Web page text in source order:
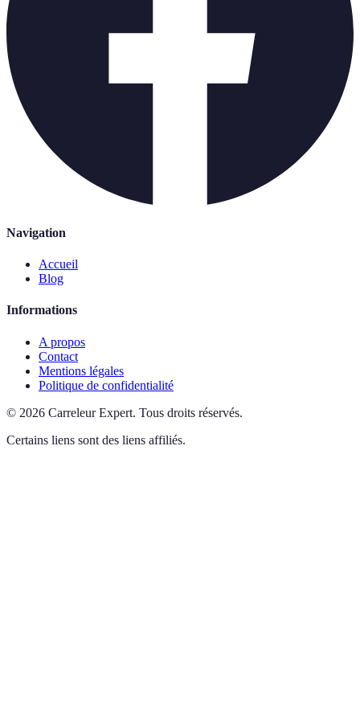
Navigation
Accueil
Blog
Informations
A propos
Contact
Mentions légales
Politique de confidentialité
© 2026 Carreleur Expert. Tous droits réservés.
Certains liens sont des liens affiliés.